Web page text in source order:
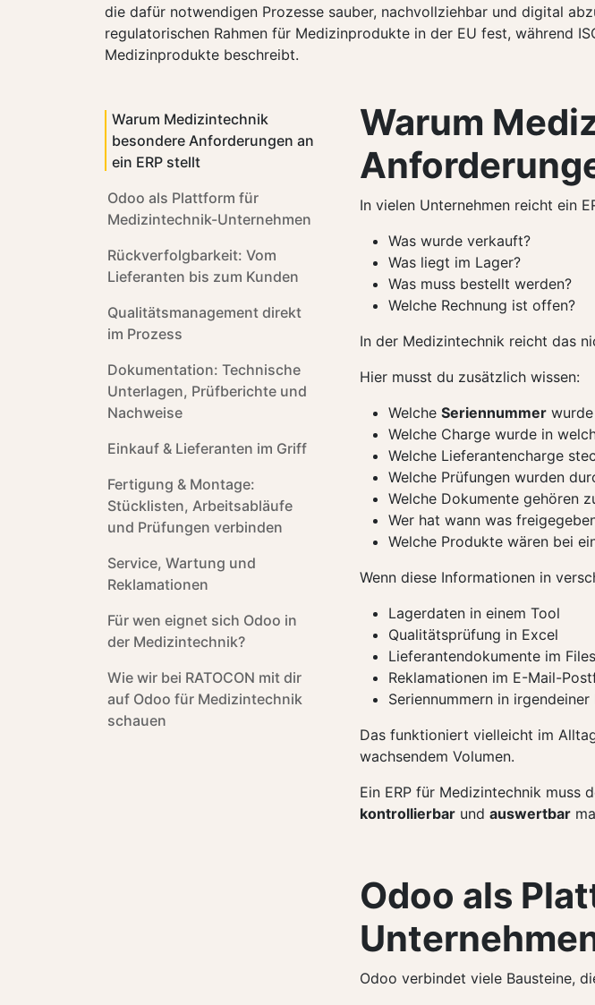
die dafür notwendigen Prozesse sauber, nachvollziehbar und digital
regulatorischen Rahmen für Medizinprodukte in der EU fest, während
Medizinprodukte beschreibt.
Warum Medizintechnik
besondere Anforderungen an
ein ERP stellt
Odoo als Plattform für
Medizintechnik-Unternehmen
Rückverfolgbarkeit: Vom
Lieferanten bis zum Kunden
Qualitätsmanagement direkt
im Prozess
Dokumentation: Technische
Unterlagen, Prüfberichte und
Nachweise
Einkauf & Lieferanten im Griff
Fertigung & Montage:
Stücklisten, Arbeitsabläufe
und Prüfungen verbinden
Service, Wartung und
Reklamationen
Für wen eignet sich Odoo in
der Medizintechnik?
Wie wir bei RATOCON mit dir
auf Odoo für Medizintechnik
schauen
Warum
In vielen Unternehmen reicht ein
Was wurde verkauft?
Was liegt im Lager?
Was muss bestellt werden?
Welche Rechnung ist offen?
In der Medizintechnik reicht das
Hier musst du zusätzlich wissen:
Welche Seriennummer
Welche Charge wurde in
Welche Lieferantencharge
Welche Prüfungen wurden
Welche Dokumente gehören
Wer hat wann was
Welche Produkte wären bei
Wenn diese Informationen in
Lagerdaten in einem Tool
Qualitätsprüfung in Excel
Lieferantendokumente im
Reklamationen im E-Mail-
Seriennummern in irgendeiner
Das funktioniert vielleicht im
wachsendem Volumen.
Ein ERP für Medizintechnik muss
kontrollierbar und auswertbar
Odoo als
Odoo verbindet viele Bausteine,